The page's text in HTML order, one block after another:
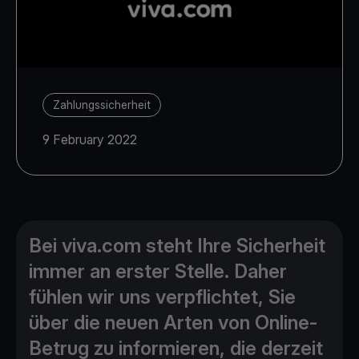
Zahlungssicherheit
9 February 2022
Bei viva.com steht Ihre Sicherheit
immer an erster Stelle. Daher
fühlen wir uns verpflichtet, Sie
über die neuen Arten von Online-
Betrug zu informieren, die derzeit